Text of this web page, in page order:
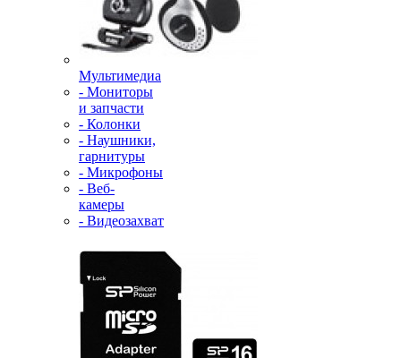
Мультимедиа
- Мониторы
и запчасти
- Колонки
- Наушники,
гарнитуры
- Микрофоны
- Веб-
камеры
- Видеозахват